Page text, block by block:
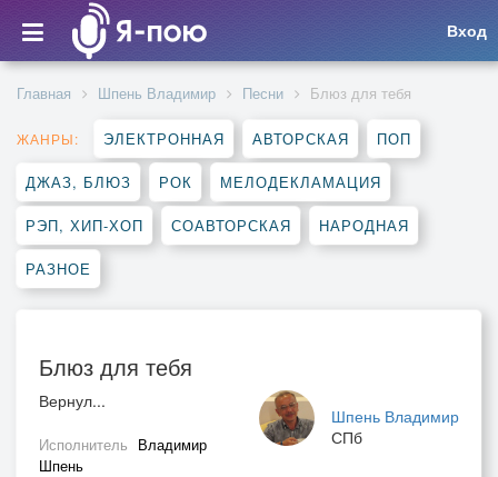
Вход
Главная Шпень Владимир Песни Блюз для тебя
ЖАНРЫ: ЭЛЕКТРОННАЯ АВТОРСКАЯ ПОП
ДЖАЗ, БЛЮЗ РОК МЕЛОДЕКЛАМАЦИЯ
РЭП, ХИП-ХОП СОАВТОРСКАЯ НАРОДНАЯ
РАЗНОЕ
Блюз для тебя
Шпень Владимир
СПб
Вернул...
Исполнитель Владимир
Шпень